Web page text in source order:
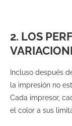
2. LOS
Incluso después
la impresión no
Cada impresor,
el color a sus